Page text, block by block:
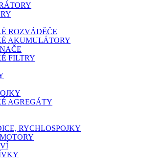
ROZVÁDĚČE
AKUMULÁTORY
FILTRY
AGREGÁTY
RYCHLOSPOJKY